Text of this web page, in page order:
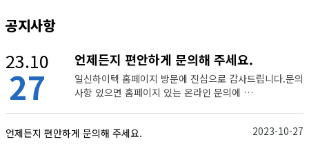
공지사항
23.10
27
언제든지 편안하게 문의해 주세요.
일신하이텍 홈페이지 방문에 진심으로 감사드립니다.문의
사항 있으면 홈페이지 있는 온라인 문의에 …
언제든지 편안하게 문의해 주세요. 2023-10-27